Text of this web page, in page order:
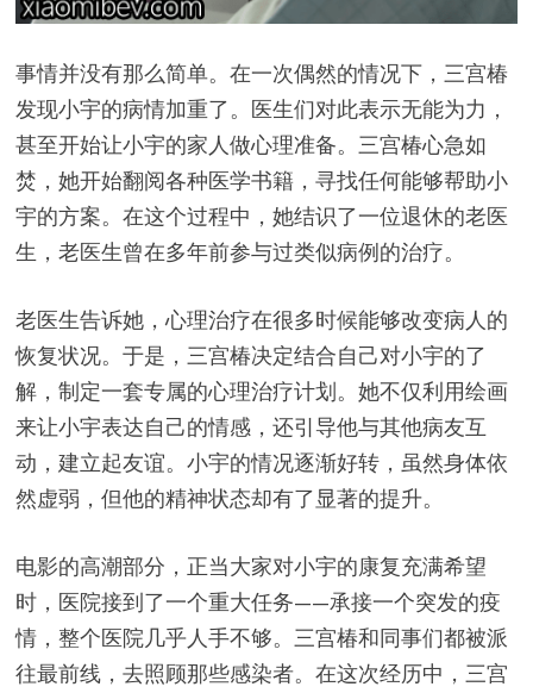
事情并没有那么简单。在一次偶然的情况下，三宫椿
发现小宇的病情加重了。医生们对此表示无能为力，
甚至开始让小宇的家人做心理准备。三宫椿心急如
焚，她开始翻阅各种医学书籍，寻找任何能够帮助小
宇的方案。在这个过程中，她结识了一位退休的老医
生，老医生曾在多年前参与过类似病例的治疗。
老医生告诉她，心理治疗在很多时候能够改变病人的
恢复状况。于是，三宫椿决定结合自己对小宇的了
解，制定一套专属的心理治疗计划。她不仅利用绘画
来让小宇表达自己的情感，还引导他与其他病友互
动，建立起友谊。小宇的情况逐渐好转，虽然身体依
然虚弱，但他的精神状态却有了显著的提升。
电影的高潮部分，正当大家对小宇的康复充满希望
时，医院接到了一个重大任务——承接一个突发的疫
情，整个医院几乎人手不够。三宫椿和同事们都被派
往最前线，去照顾那些感染者。在这次经历中，三宫